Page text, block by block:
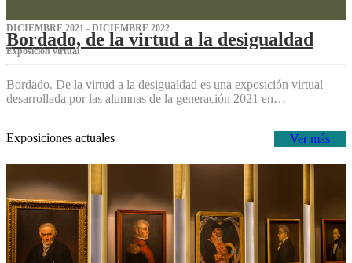
DICIEMBRE 2021 - DICIEMBRE 2022
Bordado, de la virtud a la desigualdad
Exposición virtual‌
Bordado. De la virtud a la desigualdad es una exposición virtual
desarrollada por las alumnas de la generación 2021 en…
Ver más
Exposiciones actuales